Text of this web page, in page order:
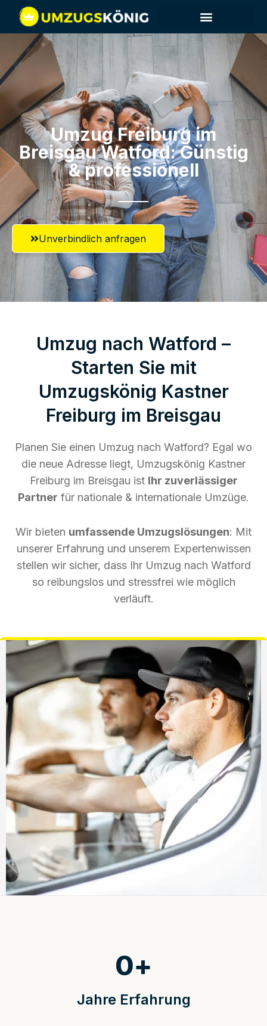
Umzug Freiburg im
Breisgau​ Watford: Günstig
& professionell​
Unverbindlich anfragen
Umzug nach Watford –
Starten Sie mit
Umzugskönig Kastner
Freiburg im Breisgau
Planen Sie einen Umzug nach Watford? Egal wo
die neue Adresse liegt, Umzugskönig Kastner
Freiburg im Breisgau ist Ihr zuverlässiger
Partner für nationale & internationale Umzüge.
Wir bieten umfassende Umzugslösungen: Mit
unserer Erfahrung und unserem Expertenwissen
stellen wir sicher, dass Ihr Umzug nach Watford
so reibungslos und stressfrei wie möglich
verläuft.
Jahre Erfahrung
0+